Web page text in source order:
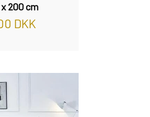
x 200 cm
DKK